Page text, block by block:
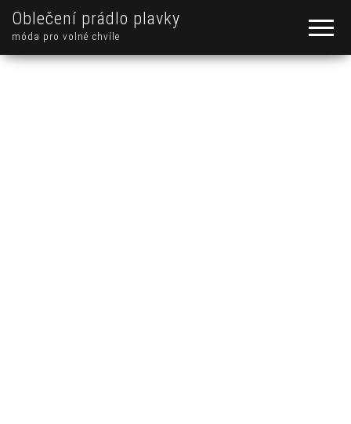
Oblečení prádlo plavky
móda pro volné chvíle